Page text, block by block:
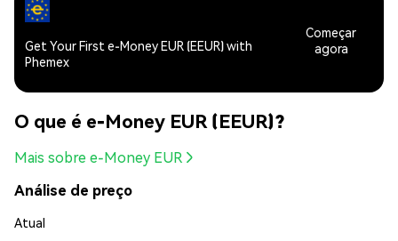
Get Your First e-Money EUR (EEUR) with
Phemex
Começar
agora
O que é e-Money EUR (EEUR)?
Mais sobre e-Money EUR
Análise de preço
Atual